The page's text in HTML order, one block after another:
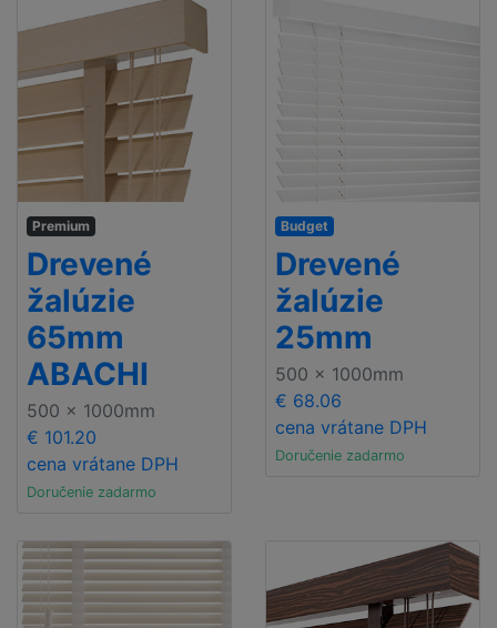
Premium
Drevené
žalúzie
65mm
ABACHI
500 x 1000mm
€ 101.20
cena vrátane DPH
Doručenie zadarmo
Budget
Drevené
žalúzie
25mm
500 x 1000mm
€ 68.06
cena vrátane DPH
Doručenie zadarmo